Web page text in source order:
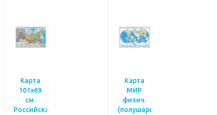
Карта
101х69
см.
Российская
Карта
МИР
физич.
(полушария),